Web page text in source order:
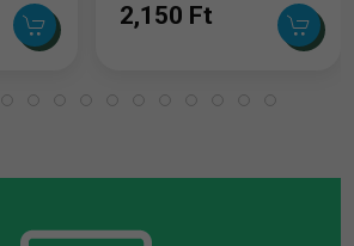
2,150 Ft